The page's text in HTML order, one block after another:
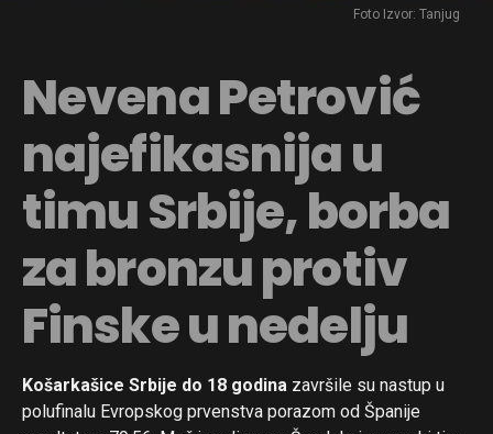
Foto Izvor: Tanjug
Nevena Petrović
najefikasnija u
timu Srbije, borba
za bronzu protiv
Finske u nedelju
Košarkašice Srbije do 18 godina završile su nastup u
polufinalu Evropskog prvenstva porazom od Španije